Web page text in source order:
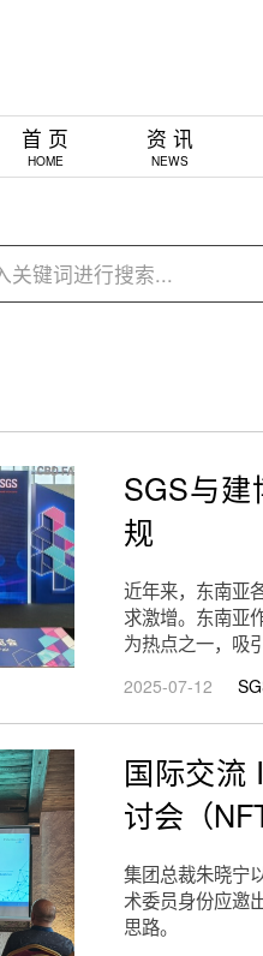
首 页
HOME
资 讯
NEWS
SGS与
规
近年来，东南亚
求激增。东南亚
为热点之一，吸
2025-07-12
国际交流
讨会（
集团总裁朱晓宁
术委员身份应邀
思路。